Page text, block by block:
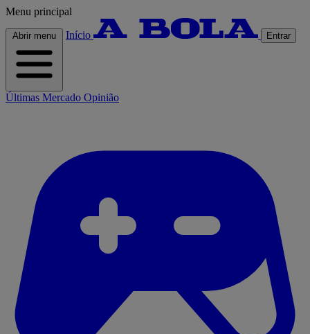
Menu principal
Abrir menu Início Entrar
Últimas Mercado Opinião